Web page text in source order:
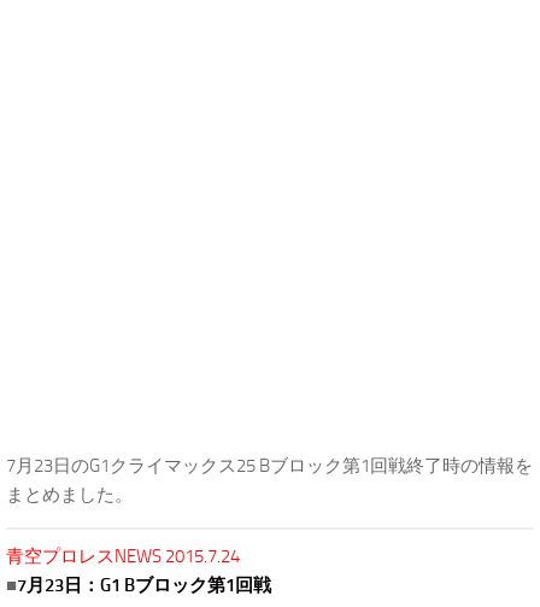
7月23日のG1クライマックス25 Bブロック第1回戦終了時の情報を
まとめました。
青空プロレスNEWS 2015.7.24
■7月23日：G1 Bブロック第1回戦